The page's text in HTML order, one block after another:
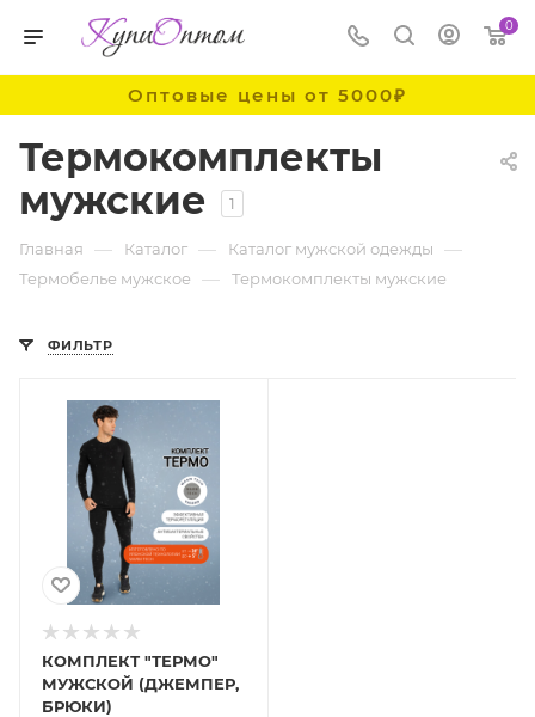
0
Оптовые цены от 5000₽
Термокомплекты
мужские
1
Главная — Каталог — Каталог мужской одежды —
Термобелье мужское — Термокомплекты мужские
ФИЛЬТР
КОМПЛЕКТ "ТЕРМО"
МУЖСКОЙ (ДЖЕМПЕР,
БРЮКИ)